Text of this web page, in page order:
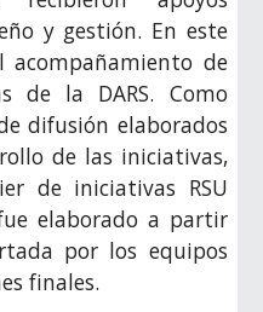
y gestión. En este
acompañamiento de
de la DARS. Como
difusión elaborados
de las iniciativas,
de iniciativas RSU
elaborado a partir
por los equipos
finales.